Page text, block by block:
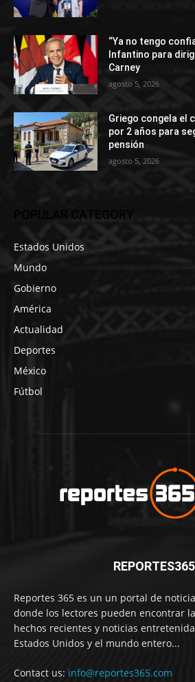
“Ya no tengo
Infantino para
Carney
agosto 5, 2026
Griego congela el
por 2 años para
pensión
agosto 5, 2026
POPULAR CATEGORY
Estados Unidos
Mundo
Gobierno
América
Actualidad
Deportes
México
Fútbol
REPORTES365
Reportes 365 es un un portal de
donde los lectores pueden encontrar
hechos recientes y noticias
Estados Unidos y el mundo entero...
Contact us: info@reportes365.com